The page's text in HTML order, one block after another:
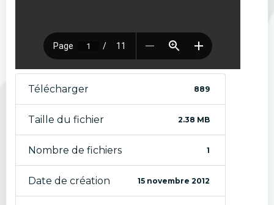
Télécharger 889
Taille du fichier 2.38 MB
Nombre de fichiers 1
Date de création 15 novembre 2012